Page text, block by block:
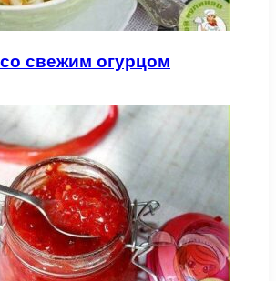
свежим огурцом